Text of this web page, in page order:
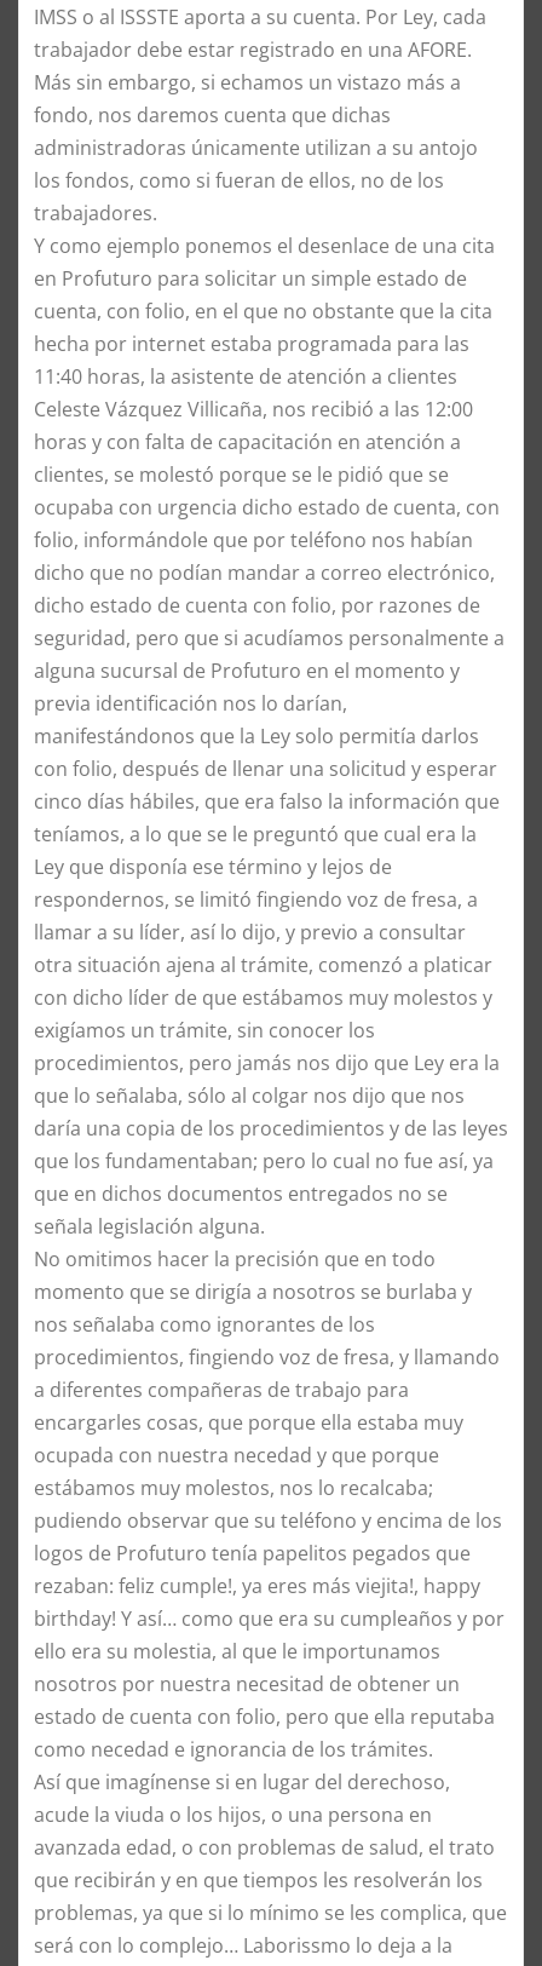
IMSS o al ISSSTE aporta a su cuenta. Por Ley, cada
trabajador debe estar registrado en una AFORE.
Más sin embargo, si echamos un vistazo más a
fondo, nos daremos cuenta que dichas
administradoras únicamente utilizan a su antojo
los fondos, como si fueran de ellos, no de los
trabajadores.
Y como ejemplo ponemos el desenlace de una cita
en Profuturo para solicitar un simple estado de
cuenta, con folio, en el que no obstante que la cita
hecha por internet estaba programada para las
11:40 horas, la asistente de atención a clientes
Celeste Vázquez Villicaña, nos recibió a las 12:00
horas y con falta de capacitación en atención a
clientes, se molestó porque se le pidió que se
ocupaba con urgencia dicho estado de cuenta, con
folio, informándole que por teléfono nos habían
dicho que no podían mandar a correo electrónico,
dicho estado de cuenta con folio, por razones de
seguridad, pero que si acudíamos personalmente a
alguna sucursal de Profuturo en el momento y
previa identificación nos lo darían,
manifestándonos que la Ley solo permitía darlos
con folio, después de llenar una solicitud y esperar
cinco días hábiles, que era falso la información que
teníamos, a lo que se le preguntó que cual era la
Ley que disponía ese término y lejos de
respondernos, se limitó fingiendo voz de fresa, a
llamar a su líder, así lo dijo, y previo a consultar
otra situación ajena al trámite, comenzó a platicar
con dicho líder de que estábamos muy molestos y
exigíamos un trámite, sin conocer los
procedimientos, pero jamás nos dijo que Ley era la
que lo señalaba, sólo al colgar nos dijo que nos
daría una copia de los procedimientos y de las leyes
que los fundamentaban; pero lo cual no fue así, ya
que en dichos documentos entregados no se
señala legislación alguna.
No omitimos hacer la precisión que en todo
momento que se dirigía a nosotros se burlaba y
nos señalaba como ignorantes de los
procedimientos, fingiendo voz de fresa, y llamando
a diferentes compañeras de trabajo para
encargarles cosas, que porque ella estaba muy
ocupada con nuestra necedad y que porque
estábamos muy molestos, nos lo recalcaba;
pudiendo observar que su teléfono y encima de los
logos de Profuturo tenía papelitos pegados que
rezaban: feliz cumple!, ya eres más viejita!, happy
birthday! Y así… como que era su cumpleaños y por
ello era su molestia, al que le importunamos
nosotros por nuestra necesitad de obtener un
estado de cuenta con folio, pero que ella reputaba
como necedad e ignorancia de los trámites.
Así que imagínense si en lugar del derechoso,
acude la viuda o los hijos, o una persona en
avanzada edad, o con problemas de salud, el trato
que recibirán y en que tiempos les resolverán los
problemas, ya que si lo mínimo se les complica, que
será con lo complejo… Laborissmo lo deja a la